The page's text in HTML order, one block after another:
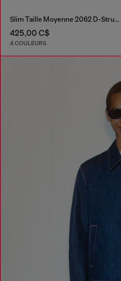
Slim Taille Moyenne 2062 D-Strukt Joggjeans®
425,00 C$
4 COULEURS